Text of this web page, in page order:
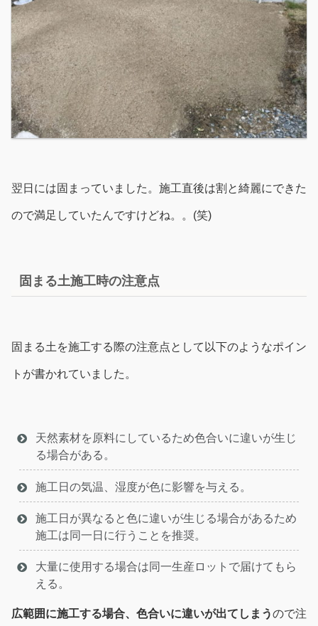
翌日には固まっていました。施工直後は割と綺麗にできた
ので満足していたんですけどね。。(笑)
固まる土施工時の注意点
固まる土を施工する際の注意点として以下のようなポイン
トが書かれていました。
天然素材を原料にしているため色合いに違いが生じ
る場合がある。
施工日の気温、湿度が色に影響を与える。
施工日が異なると色に違いが生じる場合があるため
施工は同一日に行うことを推奨。
大量に使用する場合は同一生産ロットで届けてもら
える。
広範囲に施工する場合、色合いに違いが出てしまうので注